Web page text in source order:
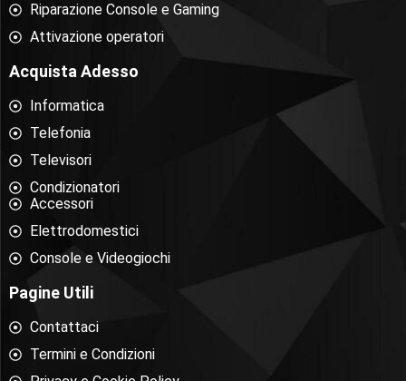
Riparazione Console e Gaming
Attivazione operatori
Acquista Adesso
Informatica
Telefonia
Televisori
Condizionatori
Accessori
Elettrodomestici
Console e Videogiochi
Pagine Utili
Contattaci
Termini e Condizioni